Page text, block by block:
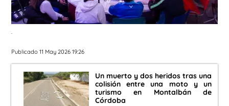
.
Publicado 11 May 2026 19:26
Un muerto y dos heridos tras una
colisión entre una moto y un
turismo en Montalbán de
Córdoba